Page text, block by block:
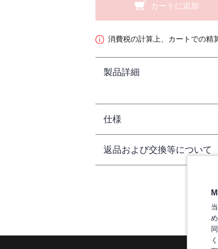
カートに追加
消費税の計算上、カートでの精
製品詳細
仕様
返品および交換等について